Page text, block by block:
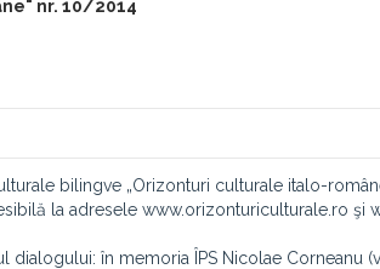
nr. 10/2014
bilingve „Orizonturi culturale italo-
la adresele www.orizonturiculturale.ro şi
în memoria ÎPS Nicolae Corneanu